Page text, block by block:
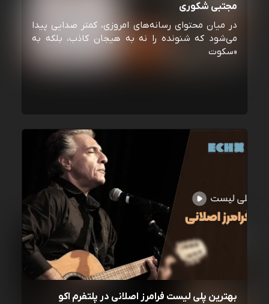
مجتبی شکوری
در میان محتوای رسانه‌های امروزی، کمتر صدایی پیدا
می‌شود که شنونده را نه به هیجان کاذب، بلکه به
«سکوت
بهترین پلی لیست فرامرز اصلانی در پلتفرم اکو